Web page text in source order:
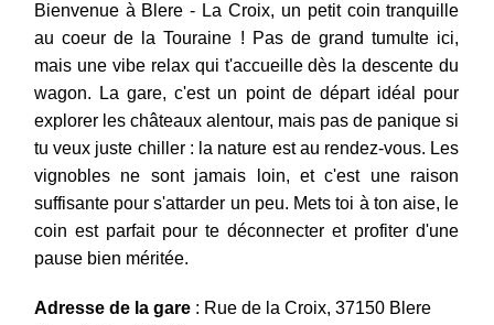
Bienvenue à Blere - La Croix, un petit coin tranquille
au coeur de la Touraine ! Pas de grand tumulte ici,
mais une vibe relax qui t'accueille dès la descente du
wagon. La gare, c'est un point de départ idéal pour
explorer les châteaux alentour, mais pas de panique si
tu veux juste chiller : la nature est au rendez-vous. Les
vignobles ne sont jamais loin, et c'est une raison
suffisante pour s'attarder un peu. Mets toi à ton aise, le
coin est parfait pour te déconnecter et profiter d'une
pause bien méritée.
Adresse de la gare : Rue de la Croix, 37150 Blere